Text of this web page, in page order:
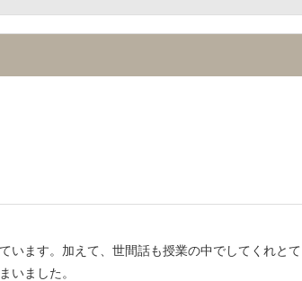
ます。加えて、世間話も授業の中でしてくれと
いました。